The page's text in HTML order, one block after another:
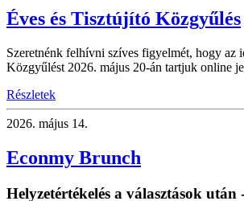
Éves és Tisztújító Közgyűlés
Szeretnénk felhívni szíves figyelmét, hogy az
Közgyűlést 2026. május 20-án tartjuk online
Részletek
2026. május 14.
Econmy Brunch
Helyzetértékelés a választások után